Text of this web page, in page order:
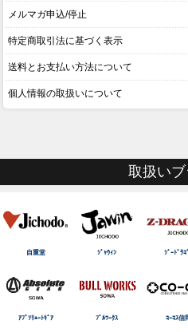
メルマガ申込/停止
特定商取引法に基づく表示
送料とお支払い方法について
個人情報の取扱いについて
取扱い
自重堂 ｼﾞｬｳｨﾝ ｼﾞｰﾄﾞﾗｺ
ｱﾌﾞｿﾘｭｰﾄｷﾞｱ ﾌﾞﾙﾜｰｸｽ ｺｰｺｽ信